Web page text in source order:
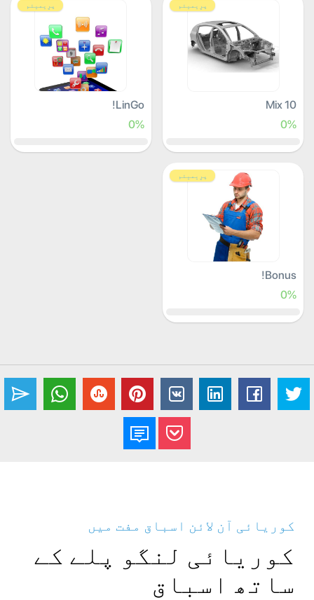
پرِیمیئم
Mix 10
0%
پرِیمیئم
LinGo!
0%
پرِیمیئم
Bonus!
0%
کوریائی آن لائن اسباق مفت میں
کوریائی لنگو پلے کے
ساتھ اسباق